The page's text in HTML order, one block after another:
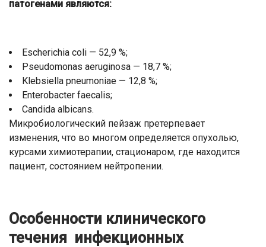
патогенами являются:
Escherichia coli — 52,9 %;
Pseudomonas aeruginosa — 18,7 %;
Klebsiella pneumoniae — 12,8 %;
Enterobacter faecalis;
Candida albicans.
Микробиологический пейзаж претерпевает
изменения, что во многом определяется опухолью,
курсами химиотерапии, стационаром, где находится
пациент, состоянием нейтропении.
Особенности клинического
течения инфекционных